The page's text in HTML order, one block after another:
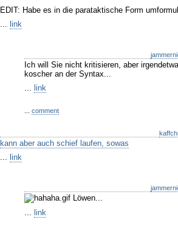
EDIT: Habe es in die parataktische Form
... link
Ich will Sie nicht kritisieren, aber
koscher an der Syntax...
... link
comment
kann aber auch schief laufen, sowas
... link
Löwen...
... link